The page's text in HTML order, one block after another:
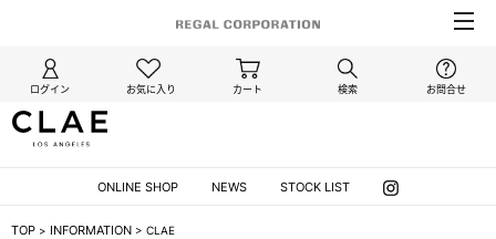
ログイン お気に入り カート 検索 お問合せ
ONLINE SHOP NEWS STOCK LIST
TOP > INFORMATION > CLAE